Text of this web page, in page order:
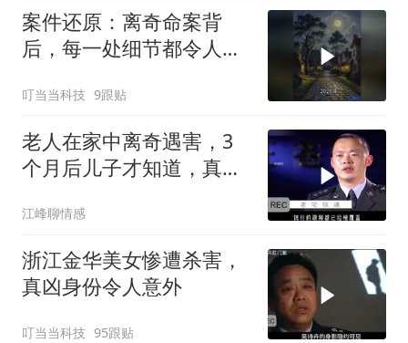
案件还原：离奇命案背
后，每一处细节都令人脊
叮当当科技 9跟贴
老人在家中离奇遇害，3
个月后儿子才知道，真相
江峰聊情感
浙江金华美女惨遭杀害，
真凶身份令人意外
叮当当科技 95跟贴